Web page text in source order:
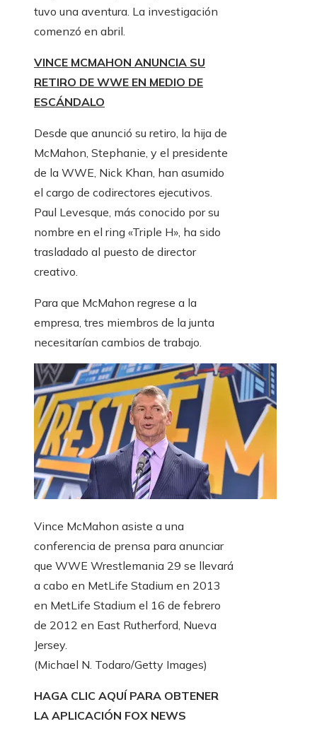
tuvo una aventura. La investigación
comenzó en abril.
VINCE MCMAHON ANUNCIA SU
RETIRO DE WWE EN MEDIO DE
ESCÁNDALO
Desde que anunció su retiro, la hija de
McMahon, Stephanie, y el presidente
de la WWE, Nick Khan, han asumido
el cargo de codirectores ejecutivos.
Paul Levesque, más conocido por su
nombre en el ring «Triple H», ha sido
trasladado al puesto de director
creativo.
Para que McMahon regrese a la
empresa, tres miembros de la junta
necesitarían cambios de trabajo.
Vince McMahon asiste a una
conferencia de prensa para anunciar
que WWE Wrestlemania 29 se llevará
a cabo en MetLife Stadium en 2013
en MetLife Stadium el 16 de febrero
de 2012 en East Rutherford, Nueva
Jersey.
(Michael N. Todaro/Getty Images)
HAGA CLIC AQUÍ PARA OBTENER
LA APLICACIÓN FOX NEWS